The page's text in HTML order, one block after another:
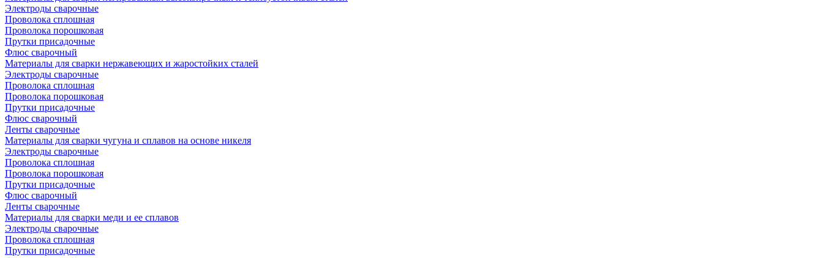
Электроды сварочные
Проволока сплошная
Проволока порошковая
Прутки присадочные
Флюс сварочный
Материалы для сварки нержавеющих и жаростойких сталей
Электроды сварочные
Проволока сплошная
Проволока порошковая
Прутки присадочные
Флюс сварочный
Ленты сварочные
Материалы для сварки чугуна и сплавов на основе никеля
Электроды сварочные
Проволока сплошная
Проволока порошковая
Прутки присадочные
Флюс сварочный
Ленты сварочные
Материалы для сварки меди и ее сплавов
Электроды сварочные
Проволока сплошная
Прутки присадочные